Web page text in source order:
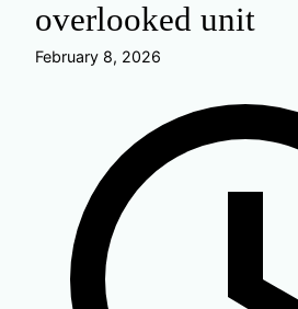
overlooked unit
February 8, 2026